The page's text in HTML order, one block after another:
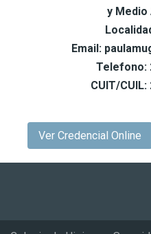
y Medio
Email:
Telefono:
CUIT/CUIL:
Ver Credencial Online